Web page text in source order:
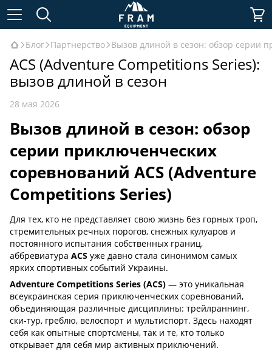
Блог Партнерство Вызов длиной в сезон: обзор серии
ACS (Adventure Competitions Series):
вызов длиной в сезон
28 мая 2026
Вызов длиной в сезон: обзор
серии приключенческих
соревнований ACS (Adventure
Competitions Series)
Для тех, кто не представляет свою жизнь без горных троп,
стремительных речных порогов, снежных кулуаров и
постоянного испытания собственных границ,
аббревиатура ACS уже давно стала синонимом самых
ярких спортивных событий Украины.
Adventure Competitions Series (ACS) — это уникальная
всеукраинская серия приключенческих соревнований,
объединяющая различные дисциплины: трейлраннинг,
ски-тур, греблю, велоспорт и мультиспорт. Здесь находят
себя как опытные спортсмены, так и те, кто только
открывает для себя мир активных приключений.